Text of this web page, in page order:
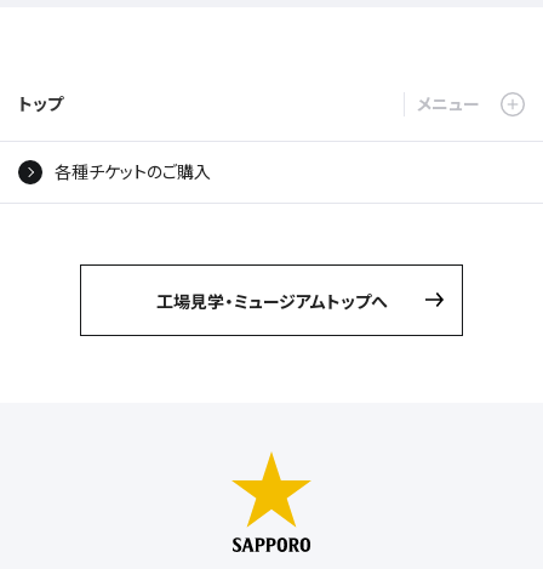
トップ
各種チケットのご購入
工場見学・ミュージアムトップへ